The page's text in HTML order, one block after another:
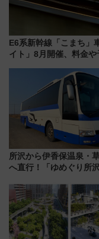
E6系新幹線「こまち」
イト」8月開催、料金や
所沢から伊香保温泉・
へ直行！「ゆめぐり所
軽に 運行ダイヤ・運